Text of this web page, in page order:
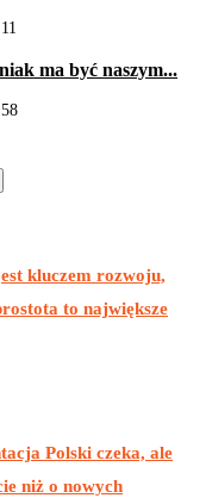
ma być naszym...
kluczem rozwoju,
to największe
Polski czeka, ale
niż o nowych